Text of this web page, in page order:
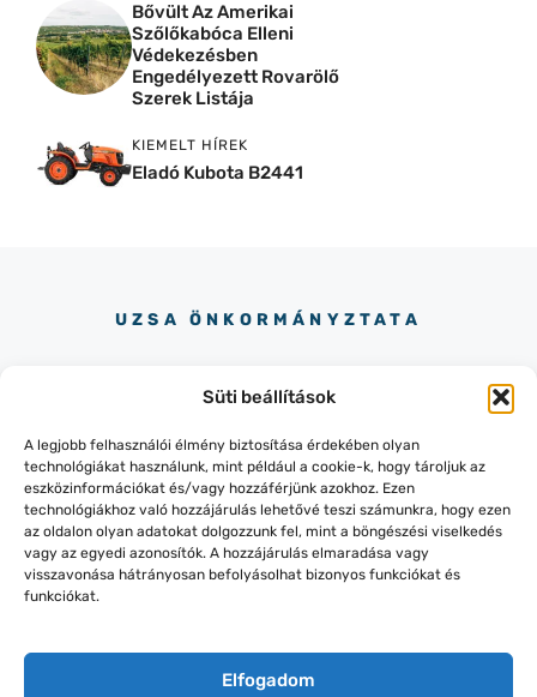
Süti beállítások
A legjobb felhasználói élmény biztosítása érdekében olyan
technológiákat használunk, mint például a cookie-k, hogy tároljuk az
eszközinformációkat és/vagy hozzáférjünk azokhoz. Ezen
technológiákhoz való hozzájárulás lehetővé teszi számunkra, hogy ezen
az oldalon olyan adatokat dolgozzunk fel, mint a böngészési viselkedés
vagy az egyedi azonosítók. A hozzájárulás elmaradása vagy
visszavonása hátrányosan befolyásolhat bizonyos funkciókat és
funkciókat.
Elfogadom
Bővült Az Amerikai
Szőlőkabóca Elleni
Védekezésben
Engedélyezett Rovarölő
Szerek Listája
KIEMELT HÍREK
Eladó Kubota B2441
UZSA ÖNKORMÁNYZTATA
+36-87/436-151
8319 LESENCEISTVÁND, KOSSUTH
UTCA 145.